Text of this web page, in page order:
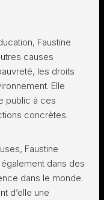
Faustine
causes
les droits
Elle
public à ces
concrètes.
Faustine
dans des
dans le monde.
d’elle une